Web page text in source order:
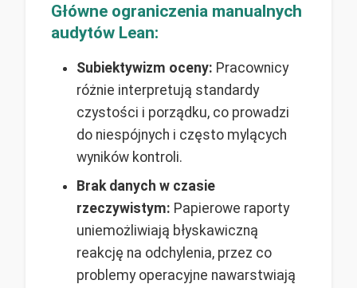
Główne ograniczenia manualnych
audytów Lean:
Subiektywizm oceny: Pracownicy
różnie interpretują standardy
czystości i porządku, co prowadzi
do niespójnych i często mylących
wyników kontroli.
Brak danych w czasie
rzeczywistym: Papierowe raporty
uniemożliwiają błyskawiczną
reakcję na odchylenia, przez co
problemy operacyjne nawarstwiają